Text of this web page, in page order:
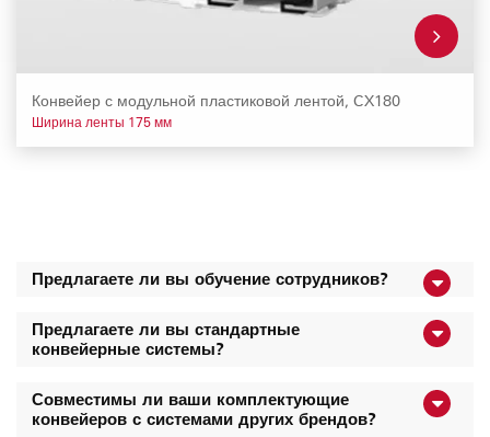
Конвейер с модульной пластиковой лентой, CX180
Ширина ленты 175 мм
Предлагаете ли вы обучение сотрудников?
Предлагаете ли вы стандартные
конвейерные системы?
Совместимы ли ваши комплектующие
конвейеров с системами других брендов?